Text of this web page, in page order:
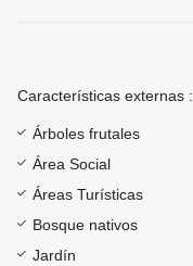
Características externas :
Árboles frutales
Área Social
Áreas Turísticas
Bosque nativos
Jardín